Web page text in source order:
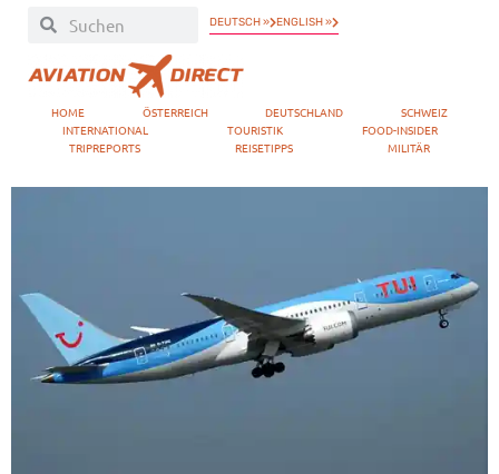
DEUTSCH » ENGLISH »
HOME ÖSTERREICH DEUTSCHLAND
SCHWEIZ
INTERNATIONAL
TOURISTIK
FOOD-INSIDER
TRIPREPORTS
REISETIPPS MILITÄR